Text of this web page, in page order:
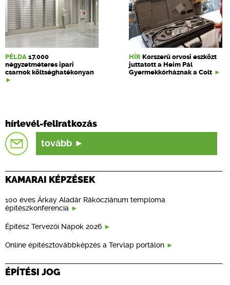
PÉLDA 17.000
négyzetméteres ipari
csarnok költséghatékonyan
HÍR Korszerű orvosi eszközt
juttatott a Heim Pál
Gyermekkórháznak a Colt
hírlevél-feliratkozás
tovább
KAMARAI KÉPZÉSEK
100 éves Árkay Aladár Rákócziánum temploma
építészkonferencia
Építész Tervezői Napok 2026
Online építésztovábbképzés a Tervlap portálon
ÉPÍTÉSI JOG